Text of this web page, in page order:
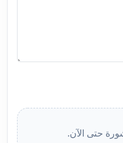
حتى الآن.